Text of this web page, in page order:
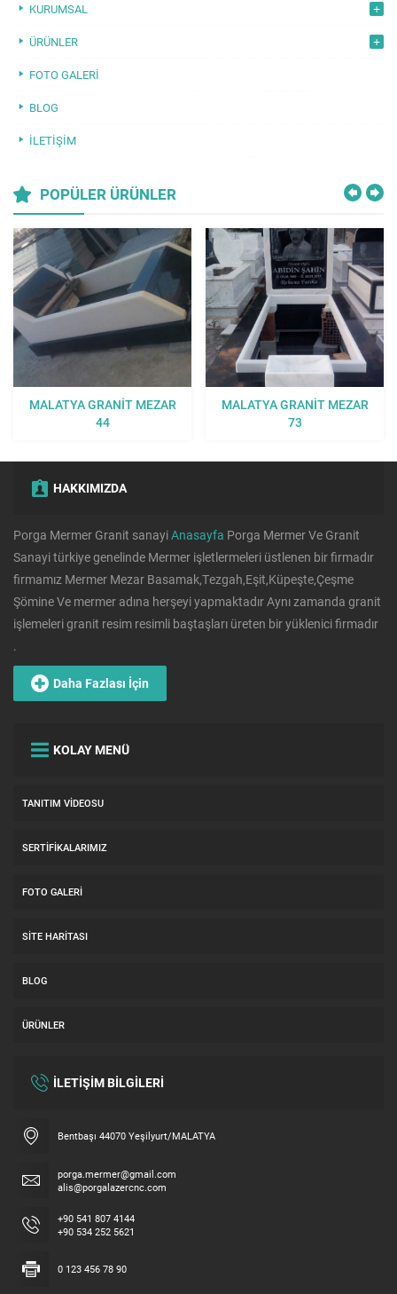
KURUMSAL
ÜRÜNLER
FOTO GALERI
BLOG
İLETIŞIM
POPÜLER ÜRÜNLER
MALATYA GRANIT MEZAR
44
MALATYA GRANIT MEZAR
73
HAKKIMIZDA
Porga Mermer Granit sanayiAnasayfa Porga Mermer Ve Granit
Sanayi türkiye genelinde Mermer işletlermeleri üstlenen bir firmadır
firmamız Mermer Mezar Basamak,Tezgah,Eşit,Küpeşte,Çeşme
Şömine Ve mermer adına herşeyi yapmaktadır Aynı zamanda granit
işlemeleri granit resim resimli baştaşları üreten bir yüklenici firmadır
.
Daha Fazlası İçin
KOLAY MENÜ
TANITIM VIDEOSU
SERTIFIKALARIMIZ
FOTO GALERI
SITE HARITASI
BLOG
ÜRÜNLER
İLETİŞİM BİLGİLERİ
Bentbaşı 44070 Yeşilyurt/MALATYA
porga.mermer@gmail.com
alis@porgalazercnc.com
+90 541 807 4144
+90 534 252 5621
0 123 456 78 90